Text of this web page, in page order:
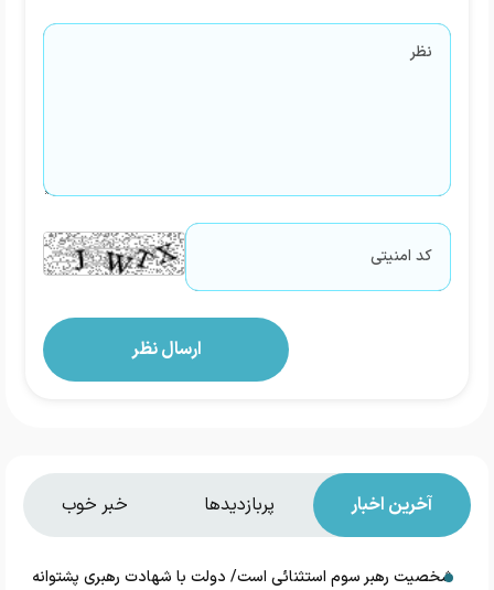
آخرین اخبار پربازدیدها خبر خوب
شخصیت رهبر سوم استثنائی است/ دولت با شهادت رهبری پشتوانه